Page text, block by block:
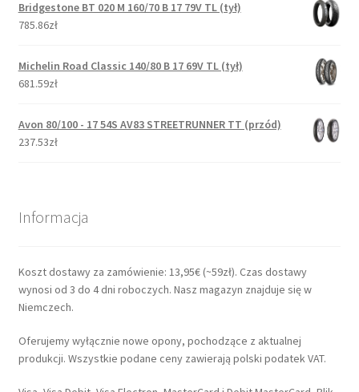
Bridgestone BT 020 M 160/70 B 17 79V TL (tył)
785.86zł
Michelin Road Classic 140/80 B 17 69V TL (tył)
681.59zł
Avon 80/100 - 17 54S AV83 STREETRUNNER TT (przód)
237.53zł
Informacja
Koszt dostawy za zamówienie: 13,95€ (~59zł). Czas dostawy
wynosi od 3 do 4 dni roboczych. Nasz magazyn znajduje się w
Niemczech.
Oferujemy wyłącznie nowe opony, pochodzące z aktualnej
produkcji. Wszystkie podane ceny zawierają polski podatek VAT.